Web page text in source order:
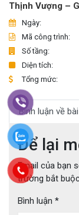
Thịnh Vượng –
Ngày:
Mã công trình:
Số tầng:
Diện tích:
Tổng mức:
Bình luận về
Để lại
Email của bạn
trường bắt
Bình luận *